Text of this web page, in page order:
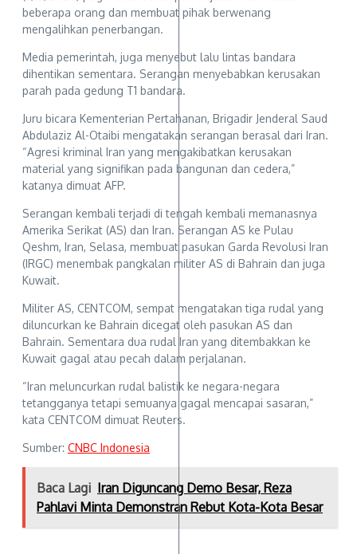
beberapa orang dan membuat pihak berwenang
mengalihkan penerbangan.
Media pemerintah, juga menyebut lalu lintas bandara
dihentikan sementara. Serangan menyebabkan kerusakan
parah pada gedung T1 bandara.
Juru bicara Kementerian Pertahanan, Brigadir Jenderal Saud
Abdulaziz Al-Otaibi mengatakan serangan berasal dari Iran.
“Agresi kriminal Iran yang mengakibatkan kerusakan
material yang signifikan pada bangunan dan cedera,”
katanya dimuat AFP.
Serangan kembali terjadi di tengah kembali memanasnya
Amerika Serikat (AS) dan Iran. Serangan AS ke Pulau
Qeshm, Iran, Selasa, membuat pasukan Garda Revolusi Iran
(IRGC) menembak pangkalan militer AS di Bahrain dan juga
Kuwait.
Militer AS, CENTCOM, sempat mengatakan tiga rudal yang
diluncurkan ke Bahrain dicegat oleh pasukan AS dan
Bahrain. Sementara dua rudal Iran yang ditembakkan ke
Kuwait gagal atau pecah dalam perjalanan.
“Iran meluncurkan rudal balistik ke negara-negara
tetangganya tetapi semuanya gagal mencapai sasaran,”
kata CENTCOM dimuat Reuters.
Sumber: CNBC Indonesia
Baca Lagi Iran Diguncang Demo Besar, Reza
Pahlavi Minta Demonstran Rebut Kota-Kota Besar